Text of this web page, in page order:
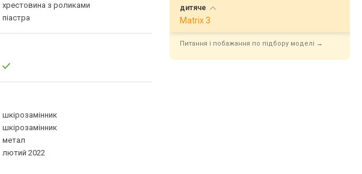
хрестовина з роликами
піастра
шкірозамінник
шкірозамінник
метал
лютий 2022
дитяче
Matrix 3
Питання і побажання по підбору моделі →